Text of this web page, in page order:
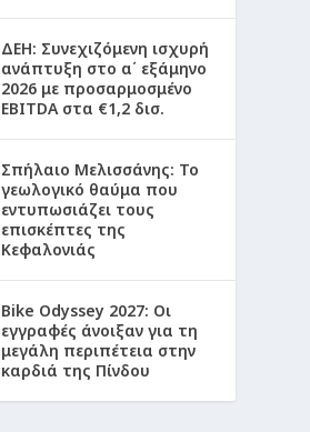
ΔΕΗ: Συνεχιζόμενη ισχυρή
ανάπτυξη στο α΄ εξάμηνο
2026 με προσαρμοσμένο
EBITDA στα €1,2 δισ.
Σπήλαιο Μελισσάνης: Το
γεωλογικό θαύμα που
εντυπωσιάζει τους
επισκέπτες της
Κεφαλονιάς
Bike Odyssey 2027: Οι
εγγραφές άνοιξαν για τη
μεγάλη περιπέτεια στην
καρδιά της Πίνδου